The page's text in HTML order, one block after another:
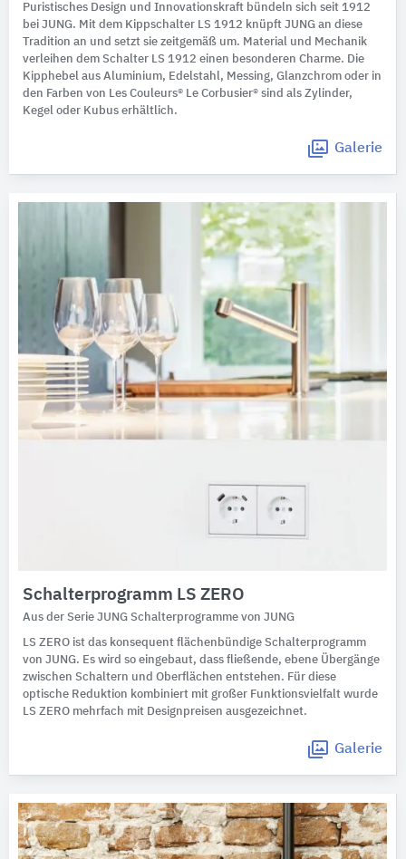
Puristisches Design und Innovationskraft bündeln sich seit 1912
bei JUNG. Mit dem Kippschalter LS 1912 knüpft JUNG an diese
Tradition an und setzt sie zeitgemäß um. Material und Mechanik
verleihen dem Schalter LS 1912 einen besonderen Charme. Die
Kipphebel aus Aluminium, Edelstahl, Messing, Glanzchrom oder in
den Farben von Les Couleurs® Le Corbusier® sind als Zylinder,
Kegel oder Kubus erhältlich.
Galerie
Schalterprogramm LS ZERO
Aus der Serie JUNG Schalterprogramme von JUNG
LS ZERO ist das konsequent flächenbündige Schalterprogramm
von JUNG. Es wird so eingebaut, dass fließende, ebene Übergänge
zwischen Schaltern und Oberflächen entstehen. Für diese
optische Reduktion kombiniert mit großer Funktionsvielfalt wurde
LS ZERO mehrfach mit Designpreisen ausgezeichnet.
Galerie